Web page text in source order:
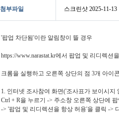
첨부파일 스크린샷 2025-11-
'팝업 차단됨'이란 알림창이 뜰 경우
https://www.narastat.kr에서 팝업 및 리디렉션
크롬을 실행하고 오른쪽 상단의 점 3개 아이
1. 인터넷 조사참여 화면('조사표가 보이시
Ctrl + R을 누르기 -> 주소창 오른쪽 상단에
-> '팝업 및 리디렉션을 항상 허용'을 클릭 ->